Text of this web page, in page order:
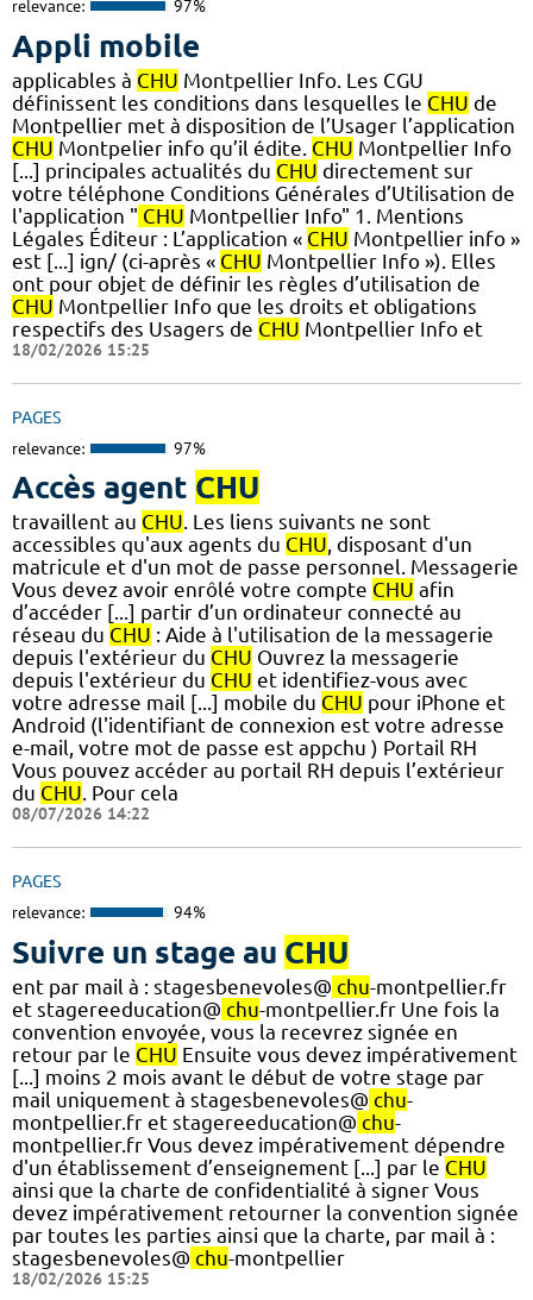
relevance: 97%
Appli mobile
applicables à CHU Montpellier Info. Les CGU
définissent les conditions dans lesquelles le CHU de
Montpellier met à disposition de l’Usager l’application
CHU Montpelier info qu’il édite. CHU Montpellier Info
[...] principales actualités du CHU directement sur
votre téléphone Conditions Générales d’Utilisation de
l'application " CHU Montpellier Info" 1. Mentions
Légales Éditeur : L’application « CHU Montpellier info »
est [...] ign/ (ci-après « CHU Montpellier Info »). Elles
ont pour objet de définir les règles d’utilisation de
CHU Montpellier Info que les droits et obligations
respectifs des Usagers de CHU Montpellier Info et
18/02/2026 15:25
PAGES
relevance: 97%
Accès agent CHU
travaillent au CHU. Les liens suivants ne sont
accessibles qu'aux agents du CHU, disposant d'un
matricule et d'un mot de passe personnel. Messagerie
Vous devez avoir enrôlé votre compte CHU afin
d’accéder [...] partir d’un ordinateur connecté au
réseau du CHU : Aide à l'utilisation de la messagerie
depuis l'extérieur du CHU Ouvrez la messagerie
depuis l'extérieur du CHU et identifiez-vous avec
votre adresse mail [...] mobile du CHU pour iPhone et
Android (l'identifiant de connexion est votre adresse
e-mail, votre mot de passe est appchu ) Portail RH
Vous pouvez accéder au portail RH depuis l’extérieur
du CHU. Pour cela
08/07/2026 14:22
PAGES
relevance: 94%
Suivre un stage au CHU
ent par mail à : stagesbenevoles@ chu-montpellier.fr
et stagereeducation@ chu-montpellier.fr Une fois la
convention envoyée, vous la recevrez signée en
retour par le CHU Ensuite vous devez impérativement
[...] moins 2 mois avant le début de votre stage par
mail uniquement à stagesbenevoles@ chu-
montpellier.fr et stagereeducation@ chu-
montpellier.fr Vous devez impérativement dépendre
d'un établissement d’enseignement [...] par le CHU
ainsi que la charte de confidentialité à signer Vous
devez impérativement retourner la convention signée
par toutes les parties ainsi que la charte, par mail à :
stagesbenevoles@ chu-montpellier
18/02/2026 15:25